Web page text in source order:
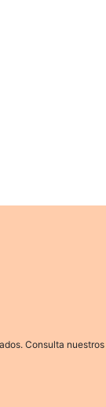
Consulta nuestros